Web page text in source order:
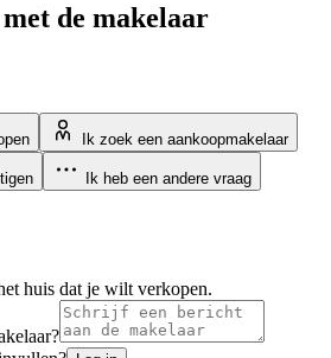
de makelaar
Ik zoek een aankoopmakelaar
Ik heb een andere vraag
huis dat je wilt verkopen.